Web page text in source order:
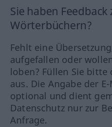
Sie haben
Wörterbüchern?
Fehlt eine
aufgefallen oder
loben? Füllen Sie bitte
aus. Die Angabe der
optional und dient
Datenschutz nur zur
Anfrage.